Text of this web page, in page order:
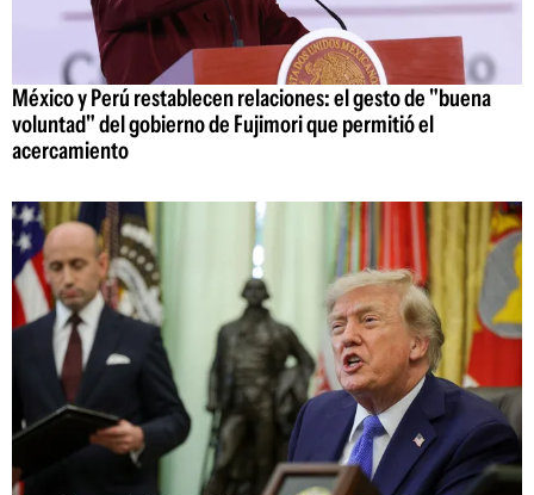
México y Perú restablecen relaciones: el gesto de "buena
voluntad" del gobierno de Fujimori que permitió el
acercamiento